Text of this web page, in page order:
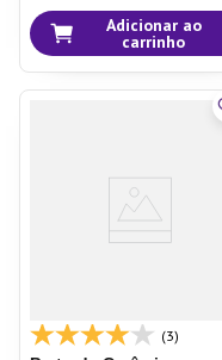
Adicionar ao
carrinho
(3)